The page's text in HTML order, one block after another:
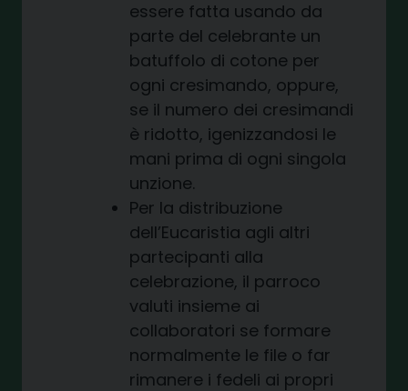
essere fatta usando da
parte del celebrante un
batuffolo di cotone per
ogni cresimando, oppure,
se il numero dei cresimandi
è ridotto, igenizzandosi le
mani prima di ogni singola
unzione.
Per la distribuzione
dell’Eucaristia agli altri
partecipanti alla
celebrazione, il parroco
valuti insieme ai
collaboratori se formare
normalmente le file o far
rimanere i fedeli ai propri